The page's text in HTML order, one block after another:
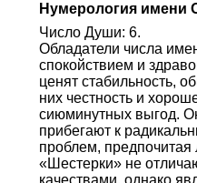
Нумерология имени
Число Души: 6.
Обладатели числа
спокойствием и
ценят стабильность,
них честность и
сиюминутных выгод.
прибегают к
проблем, предпочитая
«Шестерки» не
качествами, однако